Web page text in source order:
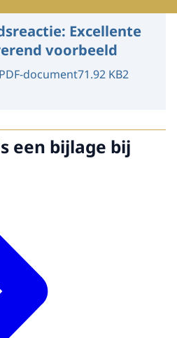
Excellente
voorbeeld
PDF-document71.92 KB2
een bijlage bij